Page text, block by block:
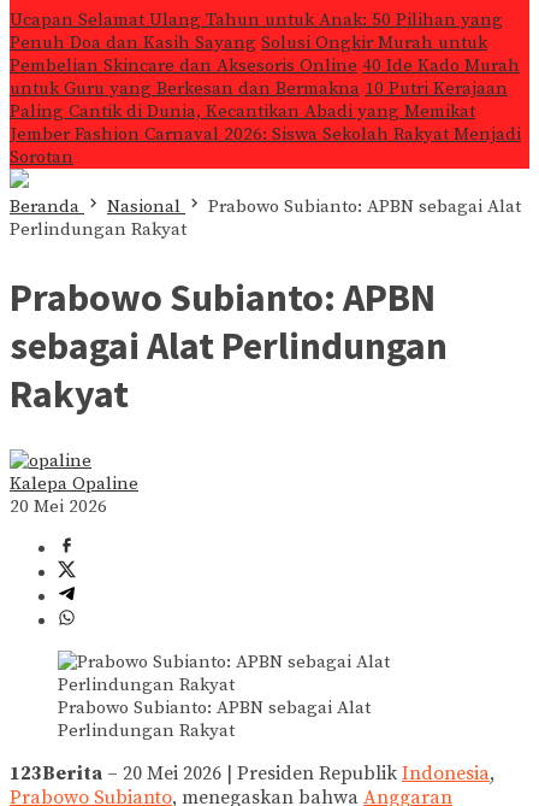
Ucapan Selamat Ulang Tahun untuk Anak: 50 Pilihan yang
Penuh Doa dan Kasih Sayang Solusi Ongkir Murah untuk
Pembelian Skincare dan Aksesoris Online 40 Ide Kado Murah
untuk Guru yang Berkesan dan Bermakna 10 Putri Kerajaan
Paling Cantik di Dunia, Kecantikan Abadi yang Memikat
Jember Fashion Carnaval 2026: Siswa Sekolah Rakyat Menjadi
Sorotan
Beranda Nasional
Prabowo Subianto: APBN sebagai Alat
Perlindungan Rakyat
Prabowo Subianto: APBN
sebagai Alat Perlindungan
Rakyat
Kalepa Opaline
20 Mei 2026
Prabowo Subianto: APBN sebagai Alat
Perlindungan Rakyat
123Berita – 20 Mei 2026 | Presiden Republik Indonesia,
Prabowo Subianto, menegaskan bahwa Anggaran